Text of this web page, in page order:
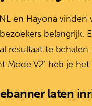
en Hayona vinden
belangrijk.
resultaat te
Mode V2’ heb je
laten